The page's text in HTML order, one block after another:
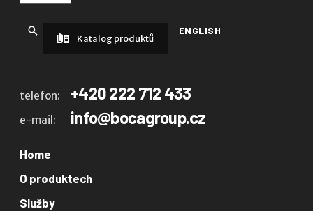
ENGLISH
Katalog produktů
telefon: +420 222 712 433
e-mail: info@bocagroup.cz
Home
O produktech
Služby